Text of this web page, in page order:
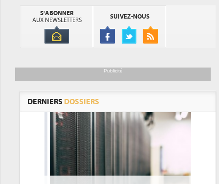
S'ABONNER
AUX NEWSLETTERS
SUIVEZ-NOUS
Publicité
DERNIERS DOSSIERS